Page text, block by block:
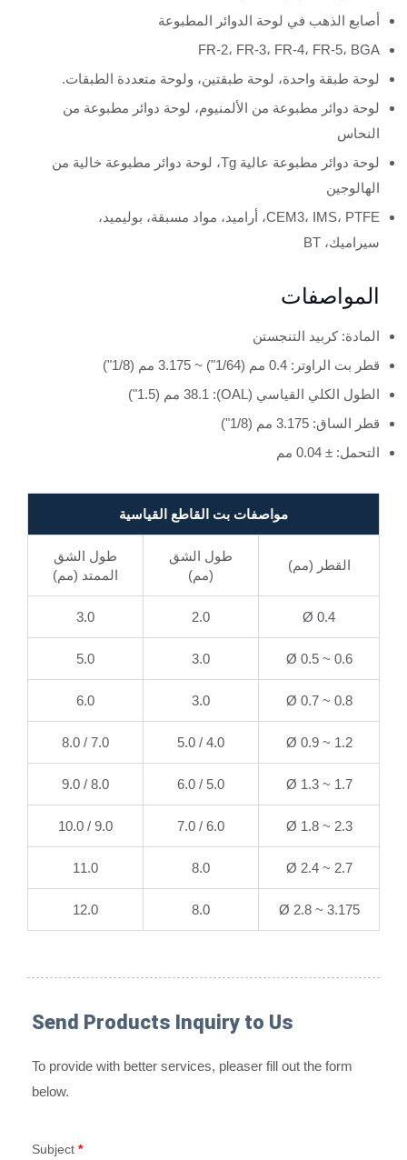
أصابع الذهب في لوحة الدوائر المطبوعة
FR-2، FR-3، FR-4، FR-5، BGA
لوحة طبقة واحدة، لوحة طبقتين، ولوحة متعددة الطبقات.
لوحة دوائر مطبوعة من الألمنيوم، لوحة دوائر مطبوعة من
النحاس
لوحة دوائر مطبوعة عالية Tg، لوحة دوائر مطبوعة خالية من
الهالوجين
CEM3، IMS، PTFE، أراميد، مواد مسبقة، بوليميد،
سيراميك، BT
المواصفات
المادة: كربيد التنجستن
قطر بت الراوتر: 0.4 مم (1/64") ~ 3.175 مم (1/8")
الطول الكلي القياسي (OAL): 38.1 مم (1.5")
قطر الساق: 3.175 مم (1/8")
التحمل: ± 0.04 مم
مواصفات بت القاطع القياسية
القطر (مم)
طول الشق
(مم)
طول الشق
الممتد (مم)
Ø 0.4
2.0
3.0
Ø 0.5 ~ 0.6
3.0
5.0
Ø 0.7 ~ 0.8
3.0
6.0
Ø 0.9 ~ 1.2
4.0 / 5.0
7.0 / 8.0
Ø 1.3 ~ 1.7
5.0 / 6.0
8.0 / 9.0
Ø 1.8 ~ 2.3
6.0 / 7.0
9.0 / 10.0
Ø 2.4 ~ 2.7
8.0
11.0
Ø 2.8 ~ 3.175
8.0
12.0